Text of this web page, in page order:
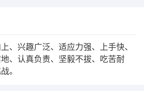
、兴趣广泛、适应力强、上手快、
、认真负责、坚毅不拔、吃苦耐
。